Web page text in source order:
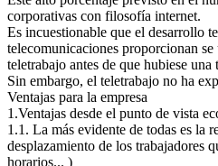
corporativas con filosofía internet.
Es incuestionable que el desarrollo
telecomunicaciones proporcionan
teletrabajo antes de que hubiese
Sin embargo, el teletrabajo no ha
Ventajas para la empresa
1.Ventajas desde el punto de vista
1.1. La más evidente de todas es la
desplazamiento de los trabajadores
horarios... )